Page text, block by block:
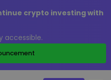
crypto investing with
accessible.